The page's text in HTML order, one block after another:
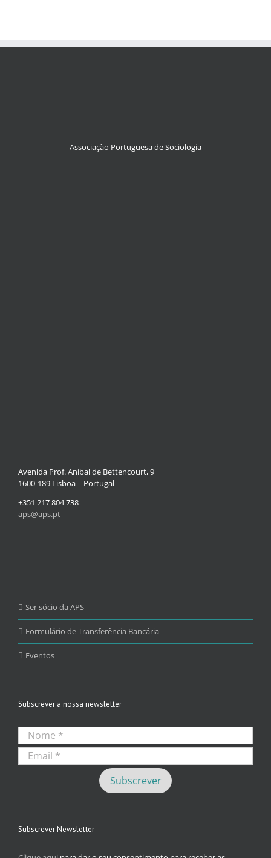
Associação Portuguesa de Sociologia
Avenida Prof. Aníbal de Bettencourt, 9
1600-189 Lisboa – Portugal
+351 217 804 738
aps@aps.pt
Ser sócio da APS
Formulário de Transferência Bancária
Eventos
Subscrever a nossa newsletter
Subscrever Newsletter